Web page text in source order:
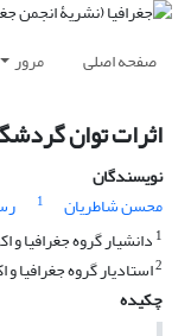
صفحه اصلی مرور
اثرات توان
نویسندگان
محسن شاطریان
1
1 دانشیار گروه جغرافیا
2استادیار گروه جغرافیا
چکیده